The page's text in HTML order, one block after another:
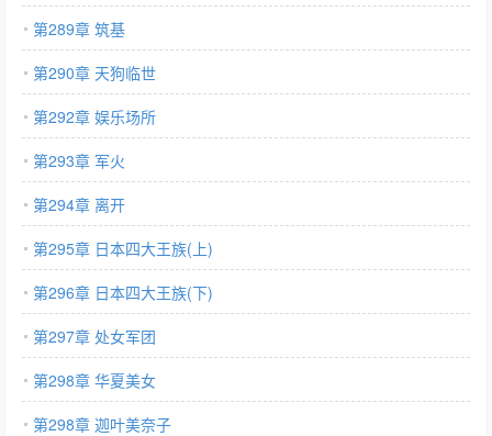
第289章 筑基
第290章 天狗临世
第292章 娱乐场所
第293章 军火
第294章 离开
第295章 日本四大王族(上)
第296章 日本四大王族(下)
第297章 处女军团
第298章 华夏美女
第298章 迦叶美奈子